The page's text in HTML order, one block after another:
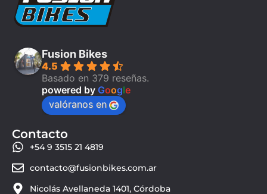
Fusion Bikes
4.5
Basado en 379 reseñas.
powered by Google
valóranos en
Contacto
+54 9 3515 21 4819
contacto@fusionbikes.com.ar
Nicolás Avellaneda 1401, Córdoba